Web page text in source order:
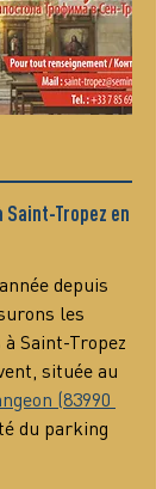
Tropez en
depuis
les
Saint-Tropez
située au
(83990
du parking